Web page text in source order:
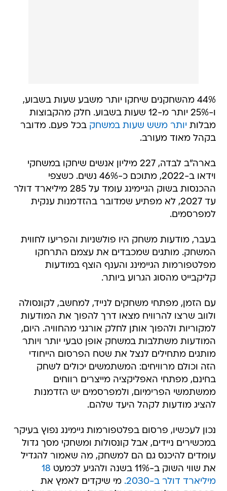
44% מהשחקנים שיחקו יותר משבע שעות בשבוע,
ו-25% יותר מ-12 שעות בשבוע. חלק מהקבוצות
מבלות יותר משש שעות במשחק בכל פעם. מדובר
בקהל מאוד מעורב.
בארה"ב לבדה, 227 מיליון אנשים שיחקו במשחקי
וידאו ב-2022, מתוכם כ-46% נשים. כשצפי
ההכנסות בשוק הגיימינג עומד על 285 מיליארד דולר
עד 2027, לא מפתיע שמדובר בהזדמנות ענקית
למפרסמים.
בעבר, מודעות משחק היו פולשניות והפריעו לחווית
המשחק. מותגים שמכבדים את עצמם התרחקו
מפלטפורמות הגיימינג והענף הוצף במודעות
קליקבייט מהסוג הגרוע ביותר.
עם הזמן, מפתחי משחקים לנייד, למחשב, לקונסולה
ולווב שרצו להרוויח מצאו דרך להפוך את המודעות
למקוריות ולהפוך אותן לחלק אורגני מהחוויה. היום,
המודעות משתלבות במשחק אופן טבעי יותר ויותר
מותגים מתחילים לנצל את שטח הפרסום הייחודי
הזה וכולם מרוויחים: המשתמשים יכולים לשחק
בחינם, מפתחי האפליקציה מייצרים רווחים
ממשתמשי הפרימיום, ולמפרסמים יש הזדמנות
להציג מודעות לקהל היעד שלהם.
נכון לעכשיו, פרסום בפלטפורמות גיימינג נפוץ בעיקר
במכשירים ניידים, אבל קונסולות ומשחקי מסך גדול
עומדים להיכנס גם הם למשחק, מה שאמור להגדיל
את שווי השוק ב-11% בשנה ולהגיע לכמעט
18
מיליארד דולר ב-2030.
מי שיקדים לאמץ את